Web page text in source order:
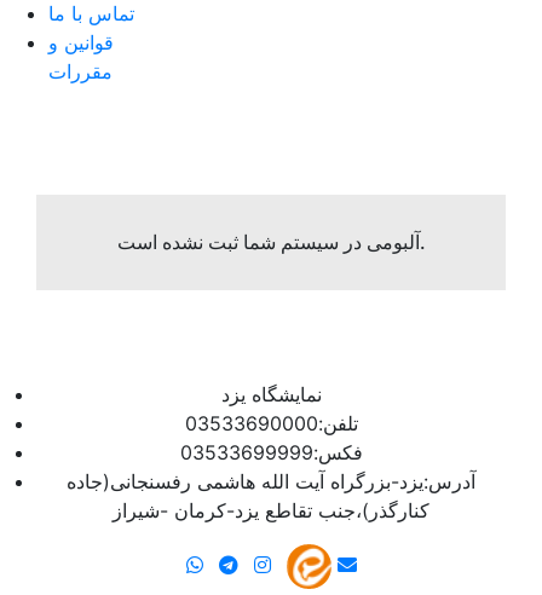
تماس با ما
قوانین و
مقررات
آلبومی در سیستم شما ثبت نشده است.
نمایشگاه یزد
تلفن:03533690000
فکس:03533699999
آدرس:یزد-بزرگراه آیت الله هاشمی رفسنجانی(جاده
کنارگذر)،جنب تقاطع یزد-کرمان -شیراز